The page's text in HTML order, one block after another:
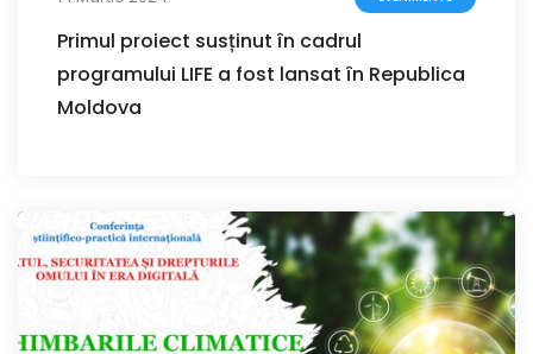
Primul proiect susținut în cadrul
programului LIFE a fost lansat în Republica
Moldova